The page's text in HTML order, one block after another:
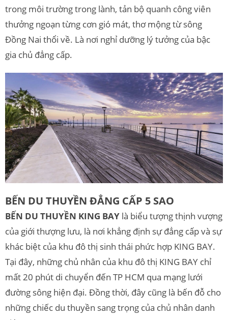
trong môi trường trong lành, tản bộ quanh công viên
thưởng ngoạn từng cơn gió mát, thơ mộng từ sông
Đồng Nai thổi về. Là nơi nghỉ dưỡng lý tưởng của bậc
gia chủ đẳng cấp.
BẾN DU THUYỀN ĐẲNG CẤP 5 SAO
BẾN DU THUYỀN KING BAY là biểu tượng thịnh vượng
của giới thượng lưu, là nơi khẳng định sự đẳng cấp và sự
khác biệt của khu đô thị sinh thái phức hợp KING BAY.
Tại đây, những chủ nhân của khu đô thị KING BAY chỉ
mất 20 phút di chuyển đến TP HCM qua mạng lưới
đường sông hiện đại. Đồng thời, đây cũng là bến đỗ cho
những chiếc du thuyền sang trọng của chủ nhân danh